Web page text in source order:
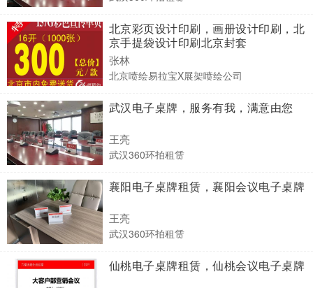
北京彩页设计印刷，画册设计印刷，北
京手提袋设计印刷北京封套
张林
北京喷绘易拉宝X展架喷绘公司
武汉电子桌牌，服务有我，满意由您
王亮
武汉360环拍租赁
襄阳电子桌牌租赁，襄阳会议电子桌牌
王亮
武汉360环拍租赁
仙桃电子桌牌租赁，仙桃会议电子桌牌